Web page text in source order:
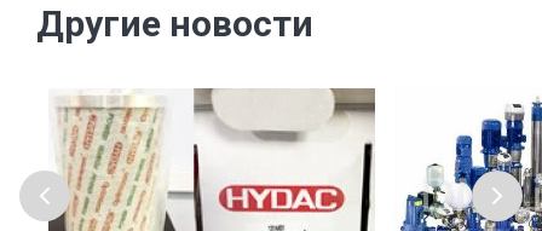
Другие новости